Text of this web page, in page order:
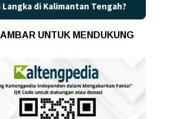
Tengah? Kaget! Harga
UNTUK MENDUKUNG